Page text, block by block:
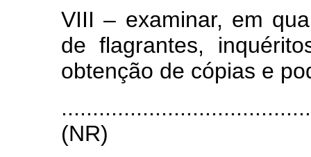
VIII – examinar, em
de flagrantes,
obtenção de cópias e
(NR)